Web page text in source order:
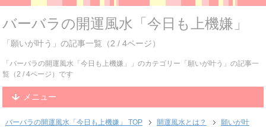
バーバラの開運風水「今日も上機嫌」
「願いが叶う」の記事一覧（2 / 4ページ）
「バーバラの開運風水「今日も上機嫌」」のカテゴリー「願いが叶う」の記事一
覧（2 / 4ページ）です
メニュー
バーバラの開運風水「今日も上機嫌」 TOP 開運風水とは？
願いが叶